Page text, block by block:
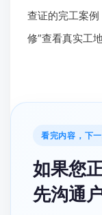
查证的完工案
修”查看真实工
看完内容，下
如果您
先沟通